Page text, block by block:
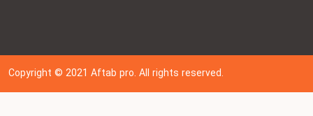
Copyright © 202 1Aftab pro. All rights reserved.